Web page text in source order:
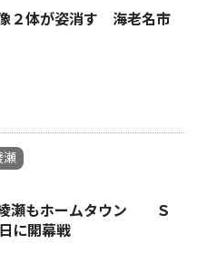
２体が姿消す 海老名市
瀬
綾瀬もホームタウン Ｓ
に開幕戦